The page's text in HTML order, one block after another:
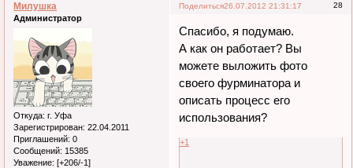
Поделиться 28
26.07.2012 21:31:17
Милушка
Администратор
Откуда: г. Уфа
Зарегистрирован: 22.04.2011
Приглашений: 0
Сообщений: 15385
Уважение: [+206/-1]
Спасибо, я подумаю.
А как он работает? Вы
можете выложить фото
своего фурминатора и
описать процесс его
использования?
+1